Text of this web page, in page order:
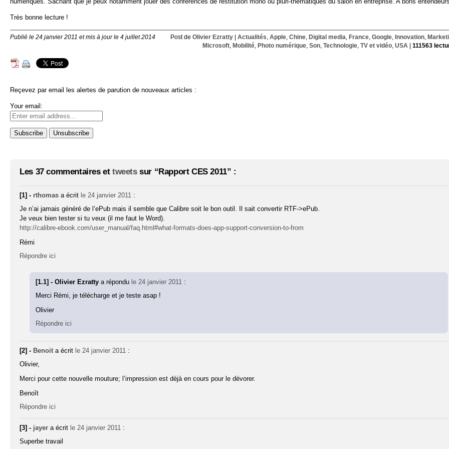
Très bonne lecture !
Publié le 24 janvier 2011 et mis à jour le 4 juillet 2014 Post de Olivier Ezratty| Actualités Apple, Chine, Digital media France, Google, Innovation,
Microsoft, Mobilité, Photo numérique, Son, Technologie, TV et vidéo, USA 111563
Reçevez par email les alertes de parution de nouveaux articles :
Your email:
Les 37 commentaires et tweetssur “Rapport CES 2011” :
[1] - rthomas a écrit le 24 janvier 2011 :
Je n’ai jamais généré de l’ePub mais il semble que Calibre soit le bon outil. Il sait convertir RTF->ePub.
Je veux bien tester si tu veux (il me faut le Word).
http://calibre-ebook.com/user_manual/faq.html#what-formats-does-app-support-conversion-to-from
Rémi
Répondre ici
[1.1] - Olivier Ezrattya répondu le 24 janvier 2011 :
Merci Rémi, je télécharge et je teste asap !
Olivier
Répondre ici
[2] - Benoit a écrit le 24 janvier 2011 :
Olivier,
Merci pour cette nouvelle mouture; l’impression est déjà en cours pour le dévorer.
Benoît
Répondre ici
[3] - jayer a écrit le 24 janvier 2011 :
Superbe travail